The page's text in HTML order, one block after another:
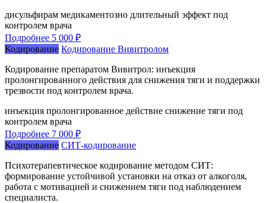
дисульфирам медикаментозно длительный эффект под
контролем врача
Подробнее 5 000 ₽
Кодирование Кодирование Вивитролом
Кодирование препаратом Вивитрол: инъекция
пролонгированного действия для снижения тяги и поддержки
трезвости под контролем врача.
инъекция пролонгированное действие снижение тяги под
контролем врача
Подробнее 7 000 ₽
Кодирование СИТ-кодирование
Психотерапевтическое кодирование методом СИТ:
формирование устойчивой установки на отказ от алкоголя,
работа с мотивацией и снижением тяги под наблюдением
специалиста.